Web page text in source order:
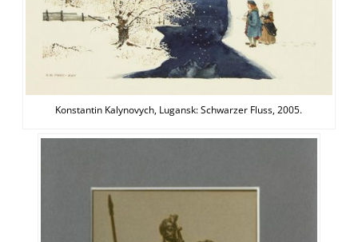
Konstantin Kalynovych, Lugansk: Schwarzer Fluss, 2005.